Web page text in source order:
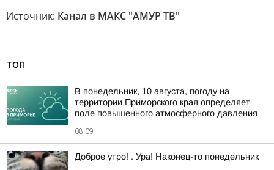
Источник: Канал в МАКС "АМУР ТВ"
ТОП
В понедельник, 10 августа, погоду на
территории Приморского края определяет
поле повышенного атмосферного давления
08:09
Доброе утро! . Ура! Наконец-то понедельник